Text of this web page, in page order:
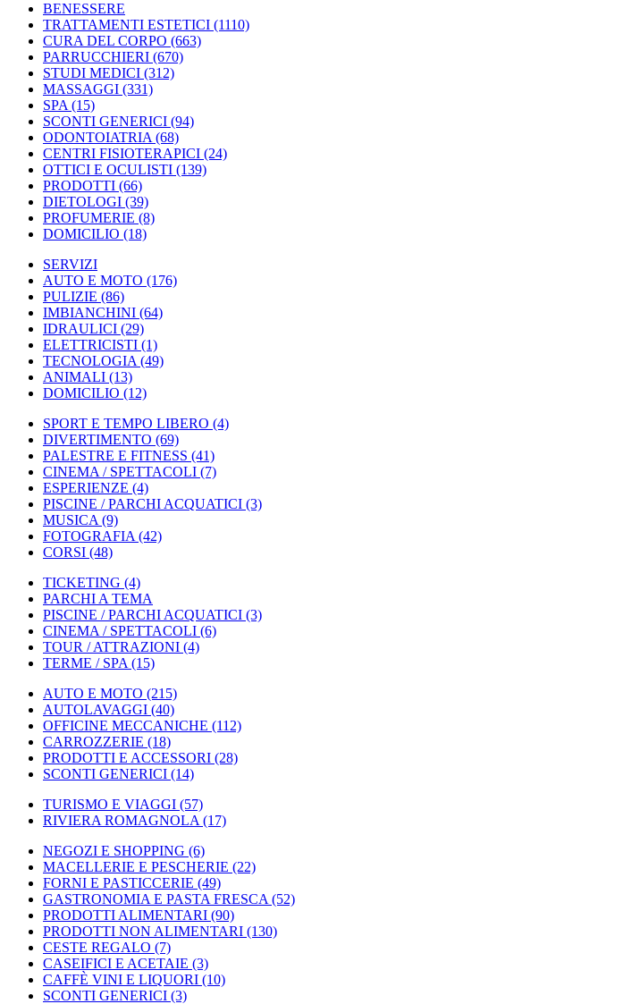
BENESSERE
TRATTAMENTI ESTETICI (1110)
CURA DEL CORPO (663)
PARRUCCHIERI (670)
STUDI MEDICI (312)
MASSAGGI (331)
SPA (15)
SCONTI GENERICI (94)
ODONTOIATRIA (68)
CENTRI FISIOTERAPICI (24)
OTTICI E OCULISTI (139)
PRODOTTI (66)
DIETOLOGI (39)
PROFUMERIE (8)
DOMICILIO (18)
SERVIZI
AUTO E MOTO (176)
PULIZIE (86)
IMBIANCHINI (64)
IDRAULICI (29)
ELETTRICISTI (1)
TECNOLOGIA (49)
ANIMALI (13)
DOMICILIO (12)
SPORT E TEMPO LIBERO (4)
DIVERTIMENTO (69)
PALESTRE E FITNESS (41)
CINEMA / SPETTACOLI (7)
ESPERIENZE (4)
PISCINE / PARCHI ACQUATICI (3)
MUSICA (9)
FOTOGRAFIA (42)
CORSI (48)
TICKETING (4)
PARCHI A TEMA
PISCINE / PARCHI ACQUATICI (3)
CINEMA / SPETTACOLI (6)
TOUR / ATTRAZIONI (4)
TERME / SPA (15)
AUTO E MOTO (215)
AUTOLAVAGGI (40)
OFFICINE MECCANICHE (112)
CARROZZERIE (18)
PRODOTTI E ACCESSORI (28)
SCONTI GENERICI (14)
TURISMO E VIAGGI (57)
RIVIERA ROMAGNOLA (17)
NEGOZI E SHOPPING (6)
MACELLERIE E PESCHERIE (22)
FORNI E PASTICCERIE (49)
GASTRONOMIA E PASTA FRESCA (52)
PRODOTTI ALIMENTARI (90)
PRODOTTI NON ALIMENTARI (130)
CESTE REGALO (7)
CASEIFICI E ACETAIE (3)
CAFFÈ VINI E LIQUORI (10)
SCONTI GENERICI (3)